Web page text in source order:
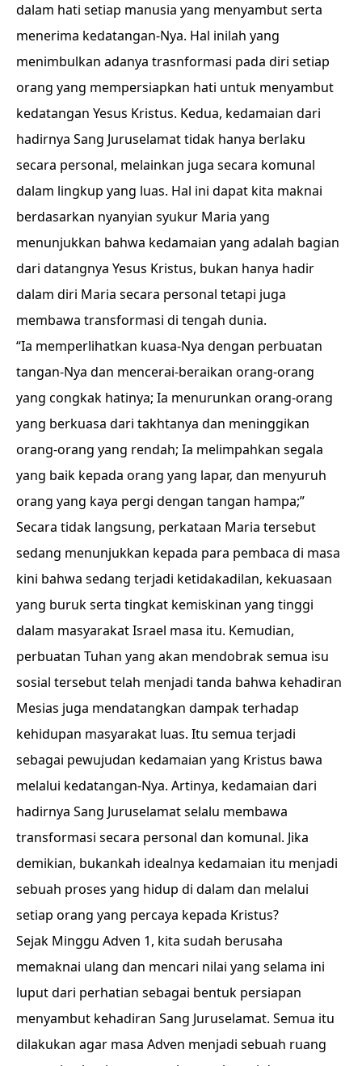
dalam hati setiap manusia yang menyambut serta
menerima kedatangan-Nya. Hal inilah yang
menimbulkan adanya trasnformasi pada diri setiap
orang yang mempersiapkan hati untuk menyambut
kedatangan Yesus Kristus. Kedua, kedamaian dari
hadirnya Sang Juruselamat tidak hanya berlaku
secara personal, melainkan juga secara komunal
dalam lingkup yang luas. Hal ini dapat kita maknai
berdasarkan nyanyian syukur Maria yang
menunjukkan bahwa kedamaian yang adalah bagian
dari datangnya Yesus Kristus, bukan hanya hadir
dalam diri Maria secara personal tetapi juga
membawa transformasi di tengah dunia.
“Ia memperlihatkan kuasa-Nya dengan perbuatan
tangan-Nya dan mencerai-beraikan orang-orang
yang congkak hatinya; Ia menurunkan orang-orang
yang berkuasa dari takhtanya dan meninggikan
orang-orang yang rendah; Ia melimpahkan segala
yang baik kepada orang yang lapar, dan menyuruh
orang yang kaya pergi dengan tangan hampa;”
Secara tidak langsung, perkataan Maria tersebut
sedang menunjukkan kepada para pembaca di masa
kini bahwa sedang terjadi ketidakadilan, kekuasaan
yang buruk serta tingkat kemiskinan yang tinggi
dalam masyarakat Israel masa itu. Kemudian,
perbuatan Tuhan yang akan mendobrak semua isu
sosial tersebut telah menjadi tanda bahwa kehadiran
Mesias juga mendatangkan dampak terhadap
kehidupan masyarakat luas. Itu semua terjadi
sebagai pewujudan kedamaian yang Kristus bawa
melalui kedatangan-Nya. Artinya, kedamaian dari
hadirnya Sang Juruselamat selalu membawa
transformasi secara personal dan komunal. Jika
demikian, bukankah idealnya kedamaian itu menjadi
sebuah proses yang hidup di dalam dan melalui
setiap orang yang percaya kepada Kristus?
Sejak Minggu Adven 1, kita sudah berusaha
memaknai ulang dan mencari nilai yang selama ini
luput dari perhatian sebagai bentuk persiapan
menyambut kehadiran Sang Juruselamat. Semua itu
dilakukan agar masa Adven menjadi sebuah ruang